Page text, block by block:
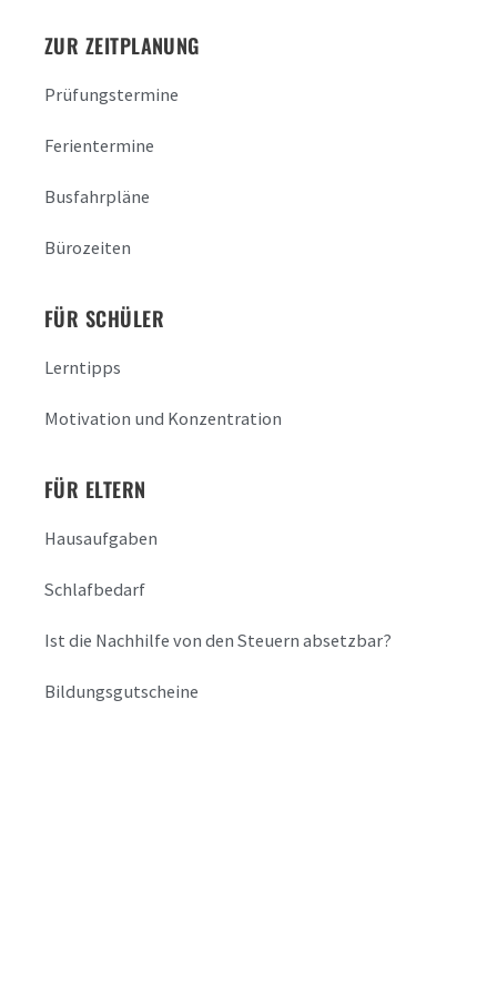
ZUR ZEITPLANUNG
Prüfungstermine
Ferientermine
Busfahrpläne
Bürozeiten
FÜR SCHÜLER
Lerntipps
Motivation und Konzentration
FÜR ELTERN
Hausaufgaben
Schlafbedarf
Ist die Nachhilfe von den Steuern absetzbar?
Bildungsgutscheine